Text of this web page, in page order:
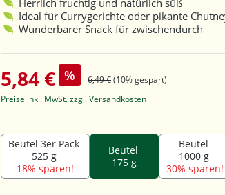
Ideal für Currygerichte oder pikante
Wunderbarer Snack für zwischendurch
5,84 € % 6,49 €(10% gespart)
Preise inkl. MwSt. zzgl. Versandkosten
Beutel 3er Pack
525 g
18% sparen!
Beutel
175 g
Beutel
1000 g
30% sparen!